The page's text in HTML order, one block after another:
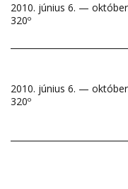
2010. június 6. —
320º
2010. június 6. —
320º